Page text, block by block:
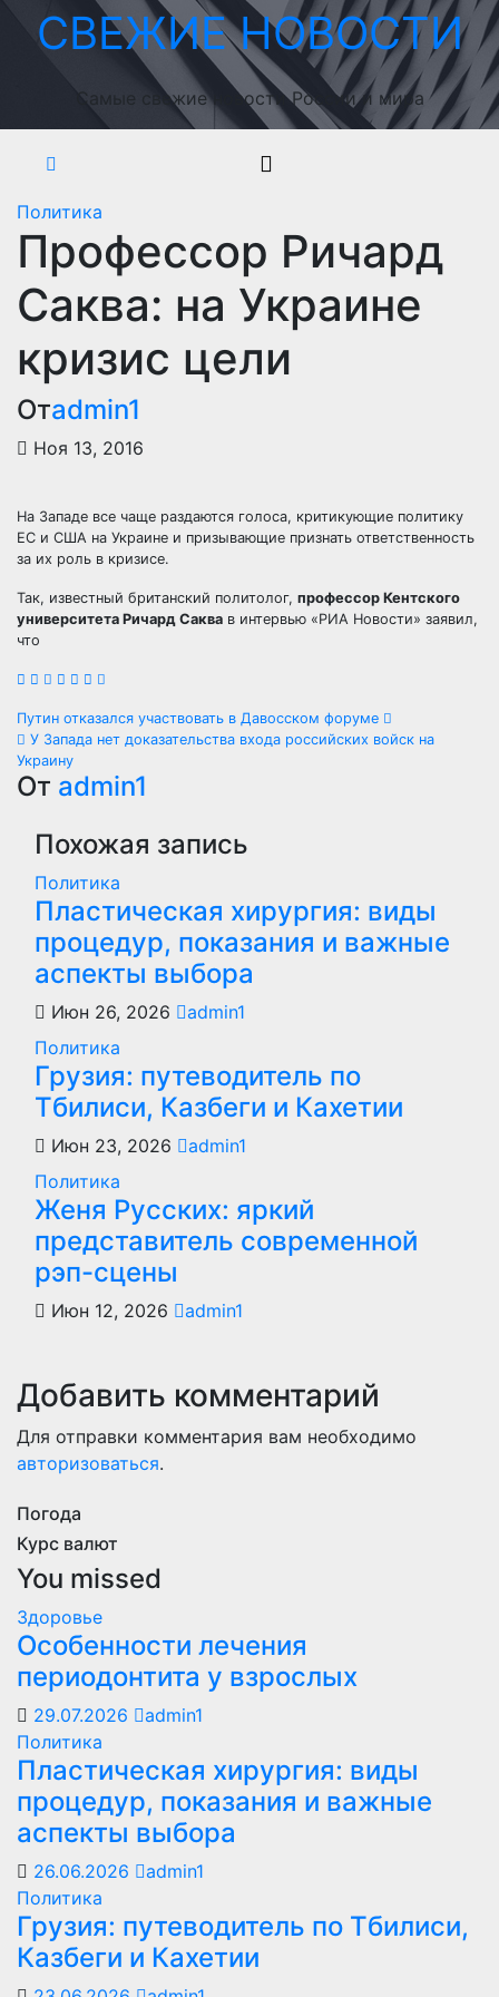
ПерейтиСВЕЖИЕ НОВОСТИ
Самые свежие новости России и мира
Политика
Профессор Ричард
Саква: на Украине
кризис цели
Отadmin1
Ноя 13, 2016
На Западе все чаще раздаются голоса, критикующие политику
ЕС и США на Украине и призывающие признать ответственность
за их роль в кризисе.
Так, известный британский политолог, профессор Кентского
университета Ричард Саква в интервью «РИА Новости» заявил,
что
Навигация
по
записям
Путин отказался участвовать в Давосском форуме
У Запада нет доказательства входа российских войск на
Украину
От admin1
Похожая запись
Политика
Пластическая хирургия: виды
процедур, показания и важные
аспекты выбора
Июн 26, 2026
admin1
Политика
Грузия: путеводитель по
Тбилиси, Казбеги и Кахетии
Июн 23, 2026
admin1
Политика
Женя Русских: яркий
представитель современной
рэп-сцены
Июн 12, 2026 admin1
Добавить комментарий
Для отправки комментария вам необходимо
авторизоваться.
Погода
Курс валют
You missed
Здоровье
Особенности лечения
периодонтита у взрослых
29.07.2026
admin1
Политика
Пластическая хирургия: виды
процедур, показания и важные
аспекты выбора
26.06.2026
admin1
Политика
Грузия: путеводитель по Тбилиси,
Казбеги и Кахетии